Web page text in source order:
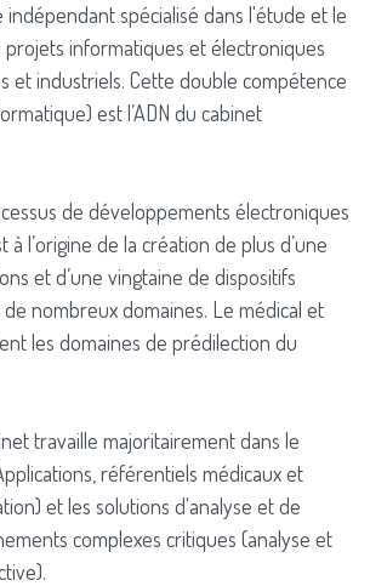
spécialisé dans l'étude et le
informatiques et électroniques
et industriels. Cette double compétence
est l’ADN du cabinet
de développements électroniques
l’origine de la création de plus d’une
et d’une vingtaine de dispositifs
nombreux domaines. Le médical et
les domaines de prédilection du
travaille majoritairement dans le
référentiels médicaux et
et les solutions d'analyse et de
complexes critiques (analyse et